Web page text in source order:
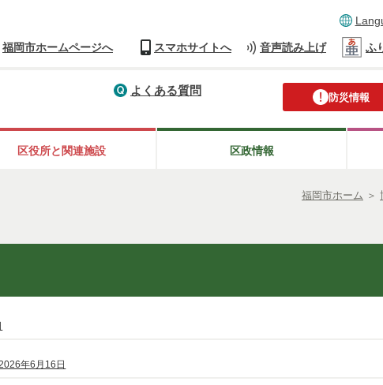
福岡市ホームページへ スマホサイトへ 音声読み上げ ふ
防災情報
よくある質問
区役所と関連施設 区政情報
福岡市ホーム ＞
年6月16日